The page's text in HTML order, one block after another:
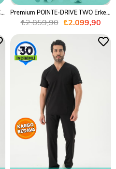
₺2.099,90
₺2.859,90
%27